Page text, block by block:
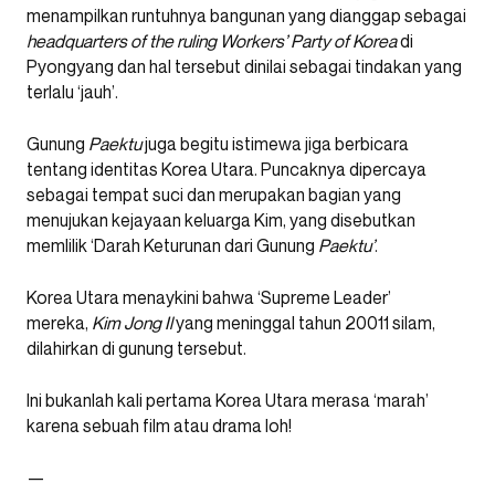
menampilkan runtuhnya bangunan yang dianggap sebagai
headquarters of the ruling Workers’ Party of Koreadi
Pyongyang dan hal tersebut dinilai sebagai tindakan yang
terlalu ‘jauh’.
Gunung Paektujuga begitu istimewa jiga berbicara
tentang identitas Korea Utara. Puncaknya dipercaya
sebagai tempat suci dan merupakan bagian yang
menujukan kejayaan keluarga Kim, yang disebutkan
memlilik ‘Darah Keturunan dari Gunung Paektu’.
Korea Utara menaykini bahwa ‘Supreme Leader’
mereka, Kim Jong Ilyang meninggal tahun 20011 silam,
dilahirkan di gunung tersebut.
Ini bukanlah kali pertama Korea Utara merasa ‘marah’
karena sebuah film atau drama loh!
—